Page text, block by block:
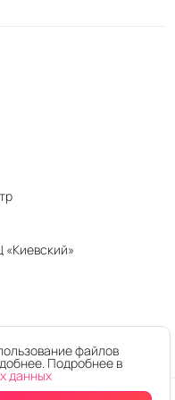
«Киевский»
файлов
Подробнее в
данных